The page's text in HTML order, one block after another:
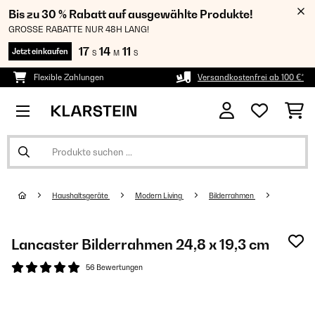
Bis zu 30 % Rabatt auf ausgewählte Produkte!
GROSSE RABATTE NUR 48H LANG!
Jetzt einkaufen 17 S 14 M 11 S
Flexible Zahlungen Versandkostenfrei ab 100 €*
Haushaltsgeräte Modern Living Bilderrahmen
Lancaster Bilderrahmen 24,8 x 19,3 cm
56 Bewertungen